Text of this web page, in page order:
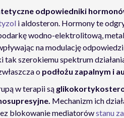
odpowiedniki
i aldosteron. Hormony te
wodno-elektrolitową,
na modulację
tak szerokiemu spektrum
o podłożu zapalnym i
w terapii są
Mechanizm ich
blokowanie mediatorówstanu